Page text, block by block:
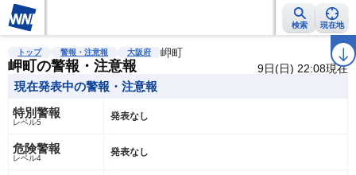
検索 現在地
雨雲レーダー 台風情報 地震情報 ラ
トップ 警報・注意報 大阪府 岬町
岬町の警報・注意報 9日(日) 22:08現在
現在発表中の警報・注意報
特別警報
レベル5 発表なし
危険警報
レベル4 発表なし